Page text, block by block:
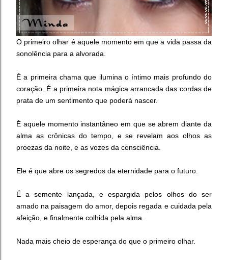
O primeiro olhar é aquele momento em que a vida passa da
sonolência para a alvorada.
É a primeira chama que ilumina o íntimo mais profundo do
coração. É a primeira nota mágica arrancada das cordas de
prata de um sentimento que poderá nascer.
É aquele momento instantâneo em que se abrem diante da
alma as crônicas do tempo, e se revelam aos olhos as
proezas da noite, e as vozes da consciência.
Ele é que abre os segredos da eternidade para o futuro.
É a semente lançada, e espargida pelos olhos do ser
amado na paisagem do amor, depois regada e cuidada pela
afeição, e finalmente colhida pela alma.
Nada mais cheio de esperança do que o primeiro olhar.